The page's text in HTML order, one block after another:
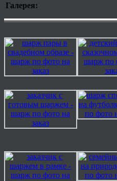
Галерея: